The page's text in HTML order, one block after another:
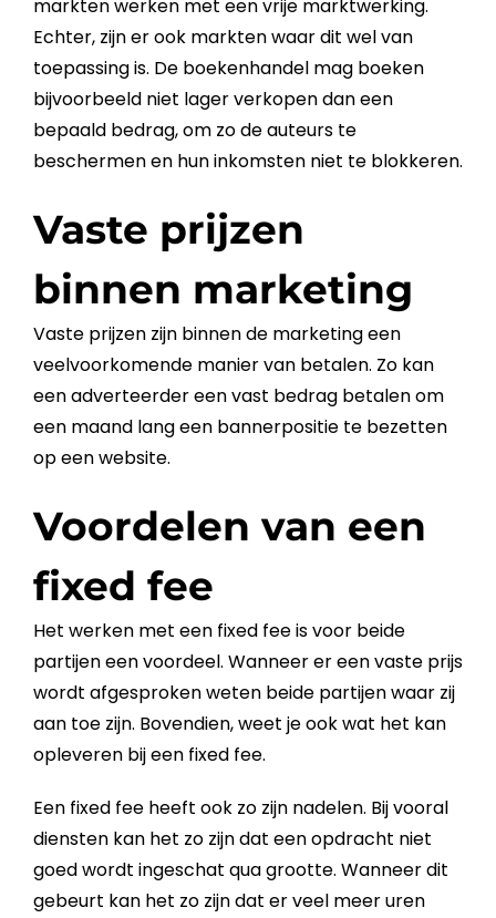
markten werken met een vrije marktwerking.
Echter, zijn er ook markten waar dit wel van
toepassing is. De boekenhandel mag boeken
bijvoorbeeld niet lager verkopen dan een
bepaald bedrag, om zo de auteurs te
beschermen en hun inkomsten niet te blokkeren.
Vaste prijzen
binnen marketing
Vaste prijzen zijn binnen de marketingeen
veelvoorkomende manier van betalen. Zo kan
eenadverteerdereen vast bedrag betalen om
een maand lang een bannerpositiete bezetten
op eenwebsite.
Voordelen van een
fixed fee
Het werken met een fixed feeis voor beide
partijen een voordeel. Wanneer er een vaste prijs
wordt afgesproken weten beide partijen waar zij
aan toe zijn. Bovendien, weet je ook wat het kan
opleveren bij een fixed fee.
Een fixed feeheeft ook zo zijn nadelen. Bij vooral
dienstenkan het zo zijn dat een opdracht niet
goed wordt ingeschat qua grootte. Wanneer dit
gebeurt kan het zo zijn dat er veel meer uren